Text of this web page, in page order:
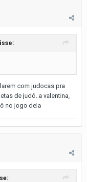
com judocas pra
de judô. a valentina,
no jogo dela